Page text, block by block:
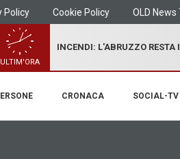
Policy Cookie Policy OLD News
ULTIM'ORA
INCENDI: L'ABRUZZO RESTA
CRONACA SOCIAL-TV